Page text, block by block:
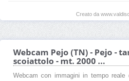
Creato da
Webcam Pejo (TN) - Pejo -
scoiattolo - mt. 2000 ...
Webcam con immagini in tempo